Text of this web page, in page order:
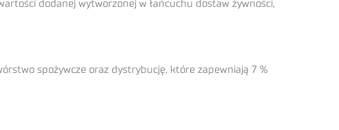
dodanej wytworzonej w łańcuchu dostaw żywności,
spożywcze oraz dystrybucję, które zapewniają 7 %